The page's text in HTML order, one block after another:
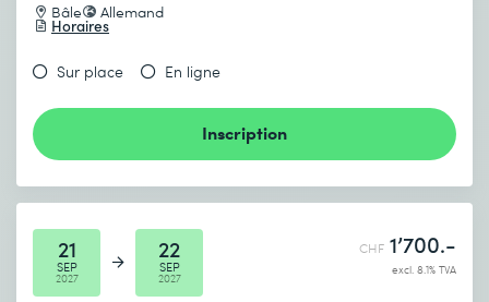
Bâle Allemand
Horaires
Sur place En ligne
Inscription
21
SEP
2027
22
SEP
2027
CHF 1’700.-
excl. 8.1% TVA